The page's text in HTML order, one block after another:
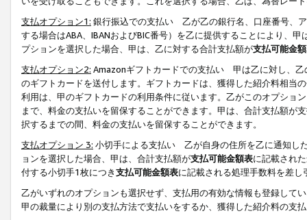
支払オプション1: 銀行振込での支払い 乙が乙の銀行名、口座番号、
する場合はABA、IBANおよびBIC番号）を乙に提供することにより、
プションを選択した場合、甲は、乙に対する合計支払額が支払可能金
支払オプション2: Amazonギフトカードでの支払い 甲は乙に対し、乙
のギフトカードを送付します。ギフトカードは、獲得した紹介料相当
利用は、甲のギフトカードの利用条件に従います。乙がこのオプショ
まで、料金の支払いを留保することができます。甲は、合計支払額が
択するまでの間、料金の支払いを留保することができます。
支払オプション 3: 小切手による支払い 乙が自身の住所を乙に通知し
ョンを選択した場合、甲は、合計支払額が支払可能金額表に記載され
付する小切手1枚につき支払可能金額表に記載される処理手数料を差し
乙がいずれのオプションも選択せず、支払用の有効な情報も登録して
甲の裁量により別の支払方法で支払いをするか、獲得した紹介料の支